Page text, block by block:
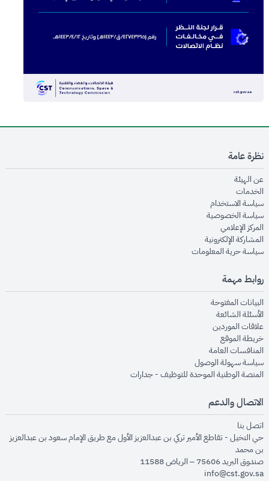
نظرة عامة
عن الهيئةopens in new window
الخدماتopens in new window
سياسة الاستخدام
سياسة الخصوصيةopens in new window
المركز الإعلاميopens in new window
المشاركة الإلكترونيةopens in new window
سياسة حرية المعلوماتopens in new window
روابط مهمة
البيانات المفتوحةopens in new window
الأسئلة الشائعةopens in new window
علاقات الموردينopens in new window
خريطة الموقعopens in new window
المنافسات العامةopens in new window
سياسة سهولة الوصولopens in new window
المنصة الوطنية الموحدة للتوظيف - جداراتopens in new window
الاتصال والدعم
اتصل بنا
حي النخيل - تقاطع الأمير تركي بن عبدالعزيز الأول مع طريق الإمام سعود بن عبدالعزيز
بن محمد
صندوق البريد 75606 – الرياض 11588
info@cst.gov.sa